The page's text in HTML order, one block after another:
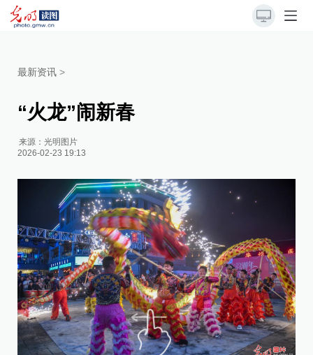
最新资讯 >
“火龙”闹新春
来源：光明图片
2026-02-23 19:13